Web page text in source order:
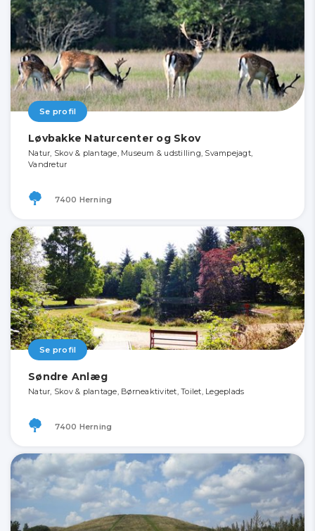
Se profil
Løvbakke Naturcenter og Skov
Natur, Skov & plantage, Museum & udstilling, Svampejagt,
Vandretur
7400 Herning
Se profil
Søndre Anlæg
Natur, Skov & plantage, Børneaktivitet, Toilet, Legeplads
7400 Herning